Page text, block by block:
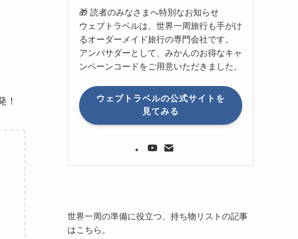
！
🎁 読者のみなさまへ特別なお知らせ
ウェブトラベルは、世界一周旅行も手がけ
るオーダーメイド旅行の専門会社です。
アンバサダーとして、みかんのお得なキャ
ンペーンコードをご用意いただきました。
ウェブトラベルの公式サイトを
見てみる
世界一周の準備に役立つ、持ち物リストの記事
はこちら。